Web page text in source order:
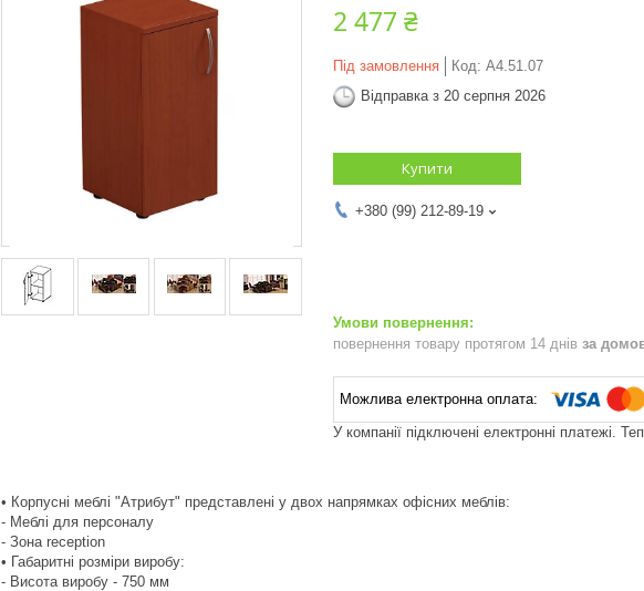
2 477 ₴
Під замовлення Код: A4.51.07
Відправка з 20 серпня 2026
Купити
+380 (99) 212-89-19
повернення товару протягом 14 днів за
У компанії підключені електронні платежі.
• Корпусні меблі "Атрибут" представлені у двох напрямках офісних меблів:
- Меблі для персоналу
- Зона reception
• Габаритні розміри виробу:
- Висота виробу - 750 мм